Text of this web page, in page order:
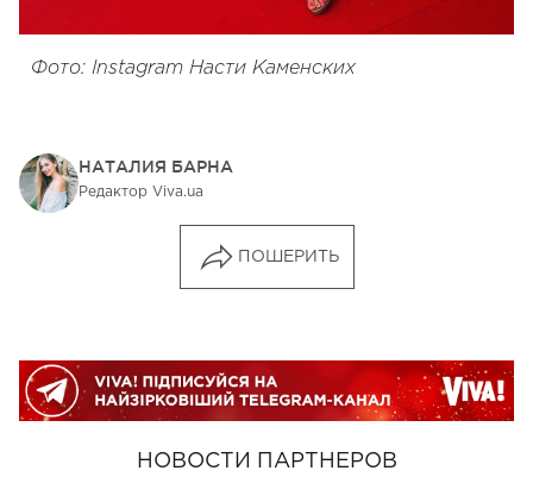
Фото: Instagram Насти Каменских
НАТАЛИЯ БАРНА
Редактор Viva.ua
ПОШЕРИТЬ
НОВОСТИ ПАРТНЕРОВ